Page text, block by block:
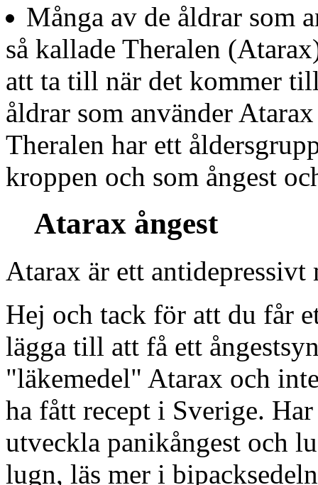
Många av de åldrar som
så kallade Theralen
att ta till när det kommer
åldrar som använder
Theralen har ett
kroppen och som ångest
Atarax ångest
Atarax är ett antidepressivt
Hej och tack för att du får
lägga till att få ett
"läkemedel" Atarax och
ha fått recept i Sverige.
utveckla panikångest och
lugn, läs mer i